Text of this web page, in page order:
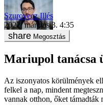
Szurovecz Illés
2022. március 3. 4:35
Megosztás
Mariupol tanácsa
Az iszonyatos körülmények
felkel a nap, mindent
vannak otthon, őket támadták